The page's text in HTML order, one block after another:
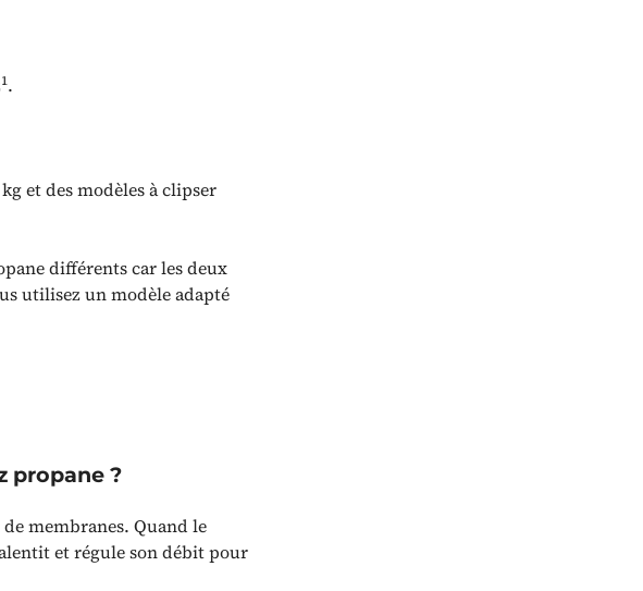
1.
et des modèles à clipser
différents car les deux
utilisez un modèle adapté
propane ?
membranes. Quand le
et régule son débit pour